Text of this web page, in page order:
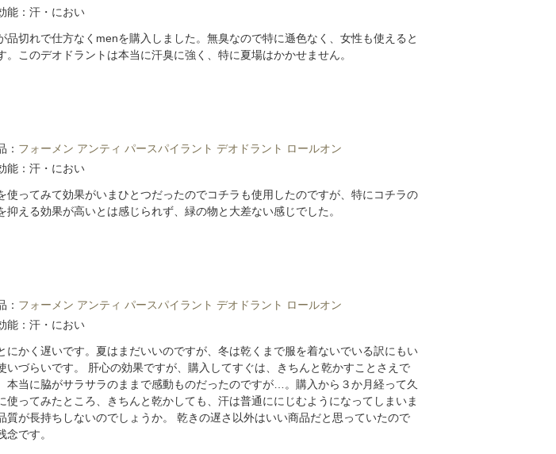
能：汗・におい
品切れで仕方なくmenを購入しました。無臭なので特に遜色なく、女性も使えると
。このデオドラントは本当に汗臭に強く、特に夏場はかかせません。
： フォーメン アンティ パースパイラント デオドラント ロールオン
能：汗・におい
使ってみて効果がいまひとつだったのでコチラも使用したのですが、特にコチラの
抑える効果が高いとは感じられず、緑の物と大差ない感じでした。
： フォーメン アンティ パースパイラント デオドラント ロールオン
能：汗・におい
にかく遅いです。夏はまだいいのですが、冬は乾くまで服を着ないでいる訳にもい
いづらいです。 肝心の効果ですが、購入してすぐは、きちんと乾かすことさえで
本当に脇がサラサラのままで感動ものだったのですが…。購入から３か月経って久
使ってみたところ、きちんと乾かしても、汗は普通ににじむようになってしまいま
質が長持ちしないのでしょうか。 乾きの遅さ以外はいい商品だと思っていたので
念です。